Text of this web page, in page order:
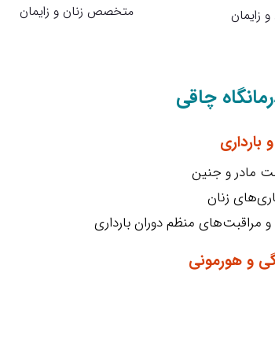
زایمان متخصص زنان و زایمان
چاقی
مادر و جنین
زنان
و مراقبت‌های منظم دوران بارداری